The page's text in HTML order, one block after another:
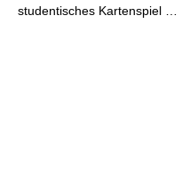
studentisches Kartenspiel …